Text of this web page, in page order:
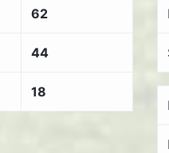
62
44
18